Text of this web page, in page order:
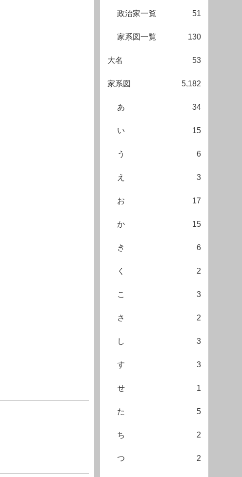
政治家一覧 51
家系図一覧 130
大名 53
家系図 5,182
あ 34
い 15
う 6
え 3
お 17
か 15
き 6
く 2
こ 3
さ 2
し 3
す 3
せ 1
た 5
ち 2
つ 2